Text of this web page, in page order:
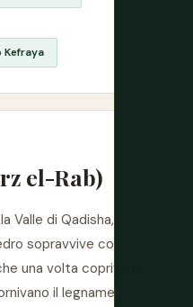
Kefraya
el-Rab)
di Qadisha, un
sopravvive come
una volta coprivano
il legname per il